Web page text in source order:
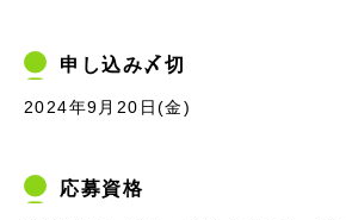
申し込み〆切
2024年9月20日(金)
応募資格